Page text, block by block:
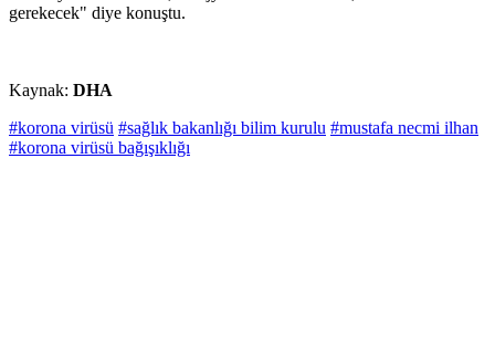
gerekecek" diye konuştu.
Kaynak: DHA
#korona virüsü #sağlık bakanlığı bilim kurulu #mustafa necmi ilhan
#korona virüsü bağışıklığı